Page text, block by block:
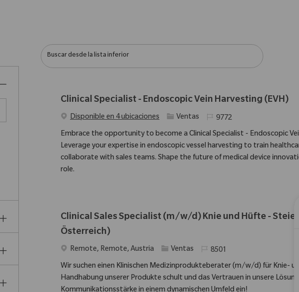
Buscar desde la lista inferior
Clinical Specialist - Endoscopic Vein Harvesting (EVH)
Disponible en 4 ubicaciones Categoría
Ventas Identificación requerida
9772
Embrace the opportunity to become a Clinical Specialist - Endoscopic
Leverage your expertise in endoscopic vessel harvesting to train
collaborate with sales teams. Shape the future of medical device
role.
Clinical Sales Specialist (m/w/d) Knie und Hüfte -
Österreich)
Ubicación
Remote, Remote, Austria Categoría
Ventas Identificación requerida
8501
Wir suchen einen Klinischen Medizinprodukteberater (m/w/d) für Knie-
Handhabung unserer Produkte schult und das Vertrauen in unsere
Kommunikationsstärke in einem dynamischen Umfeld ein!